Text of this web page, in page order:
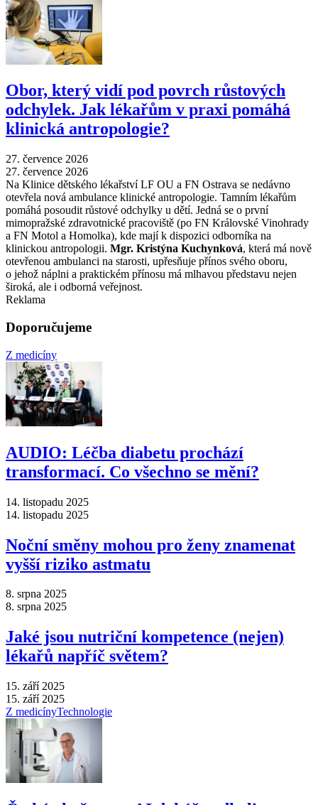
Obor, který vidí pod povrch růstových
odchylek. Jak lékařům v praxi pomáhá
klinická antropologie?
27. července 2026
27. července 2026
Na Klinice dětského lékařství LF OU a FN Ostrava se nedávno
otevřela nová ambulance klinické antropologie. Tamním lékařům
pomáhá posoudit růstové odchylky u dětí. Jedná se o první
mimopražské zdravotnické pracoviště (po FN Královské Vinohrady
a FN Motol a Homolka), kde mají k dispozici odborníka na
klinickou antropologii. Mgr. Kristýna Kuchynková, která má nově
otevřenou ambulanci na starosti, upřesňuje přínos svého oboru,
o jehož náplni a praktickém přínosu má mlhavou představu nejen
široká, ale i odborná veřejnost.
Reklama
Doporučujeme
Z medicíny
AUDIO: Léčba diabetu prochází
transformací. Co všechno se mění?
14. listopadu 2025
14. listopadu 2025
Noční směny mohou pro ženy znamenat
vyšší riziko astmatu
8. srpna 2025
8. srpna 2025
Jaké jsou nutriční kompetence (nejen)
lékařů napříč světem?
15. září 2025
15. září 2025
Z medicínyTechnologie